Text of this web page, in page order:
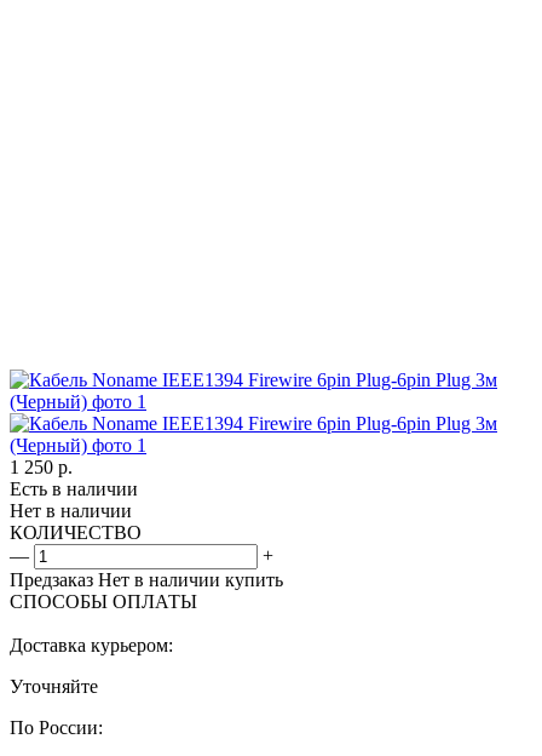
1 250 р.
Есть в наличии
Нет в наличии
КОЛИЧЕСТВО
—
+
Предзаказ Нет в наличии купить
СПОСОБЫ ОПЛАТЫ
Доставка курьером:
Уточняйте
По России: